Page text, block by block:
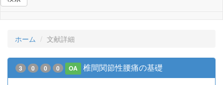
ホーム 文献詳細
3 0 0 0 OA 椎間関節性腰痛の基礎